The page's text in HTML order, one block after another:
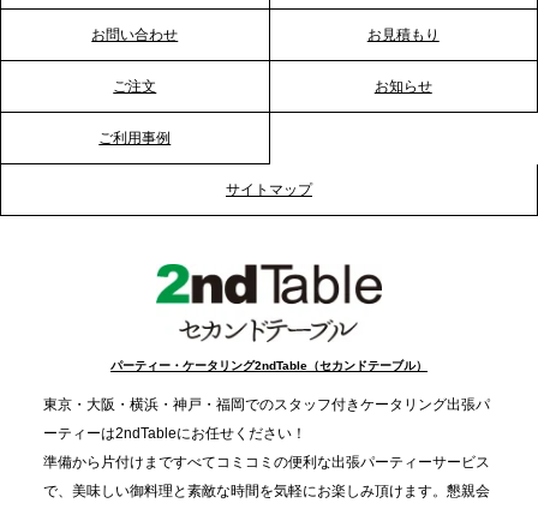
る？「恵方巻きケータリング」で、社内コミュニケ
ーションを活性化
2025.12.12
事提供を実施へ
TBS「Nスタ」で、2ndTable「1DISH」が紹介され
ました
2025.11.21
プレスリリースのご案内｜忘年会は“移動時間ゼロ
お問い合わせ お見積もり
ご注文 お知らせ
ご利用事例
サイトマップ
パーティー・ケータリング2ndTable（セカンドテーブル）
東京・大阪・横浜・神戸・福岡でのスタッフ付きケータリング出張パ
ーティーは2ndTableにお任せください！
準備から片付けまですべてコミコミの便利な出張パーティーサービス
で、美味しい御料理と素敵な時間を気軽にお楽しみ頂けます。懇親会